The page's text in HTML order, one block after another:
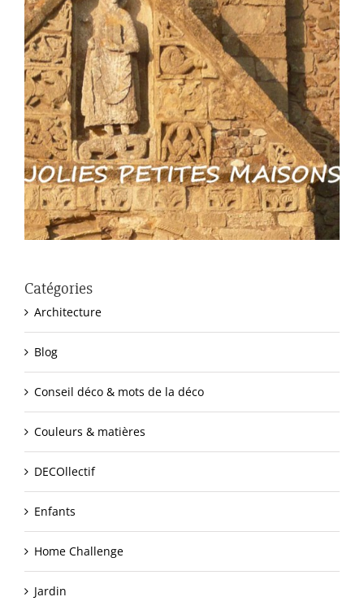
Catégories
Architecture
Blog
Conseil déco & mots de la déco
Couleurs & matières
DECOllectif
Enfants
Home Challenge
Jardin